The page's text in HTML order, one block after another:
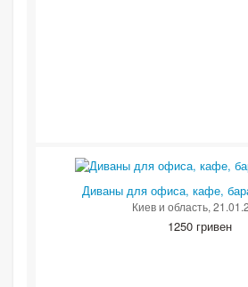
Диваны для офиса, кафе,
Киев и область,
1250 гривен